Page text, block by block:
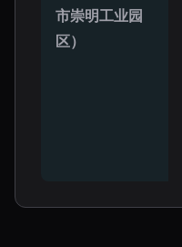
市崇明工业园
区）